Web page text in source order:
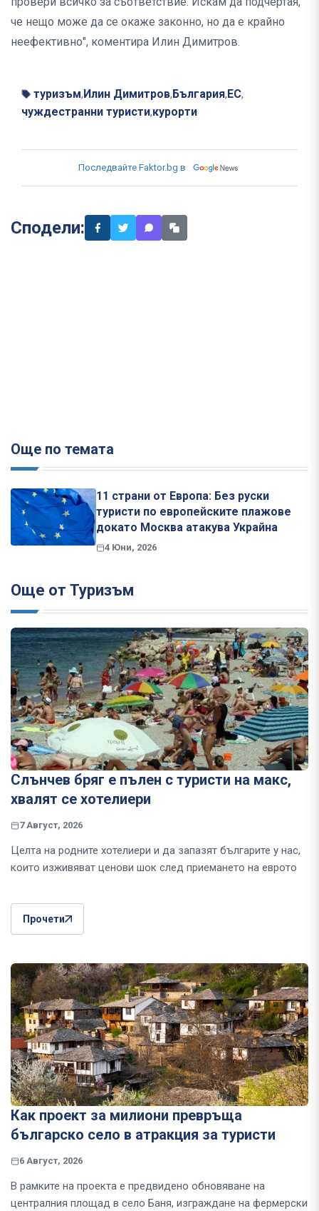
че нещо може да се окаже законно, но да е крайно
неефективно", коментира Илин Димитров.
туризъм, Илин Димитров, България, ЕС,
чуждестранни туристи,курорти
Последвайте Faktor.bg в
Сподели:
Още по темата
11 страни от Европа: Без руски
туристи по европейските плажове
докато Москва атакува Украйна
4 Юни, 2026
Още от Туризъм
Слънчев бряг е пълен с туристи на макс,
хвалят се хотелиери
7 Август, 2026
Целта на родните хотелиери и да запазят българите у нас,
които изживяват ценови шок след приемането на еврото
Прочети
Как проект за милиони превръща
българско село в атракция за туристи
6 Август, 2026
В рамките на проекта е предвидено обновяване на
централния площад в село Баня, изграждане на фермерски